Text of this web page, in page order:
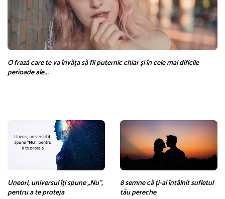
O frază care te va învăța să fii puternic chiar și în cele mai dificile
perioade ale...
Uneori, universul îți spune „Nu”,
pentru a te proteja
8 semne că ți-ai întâlnit sufletul
tău pereche